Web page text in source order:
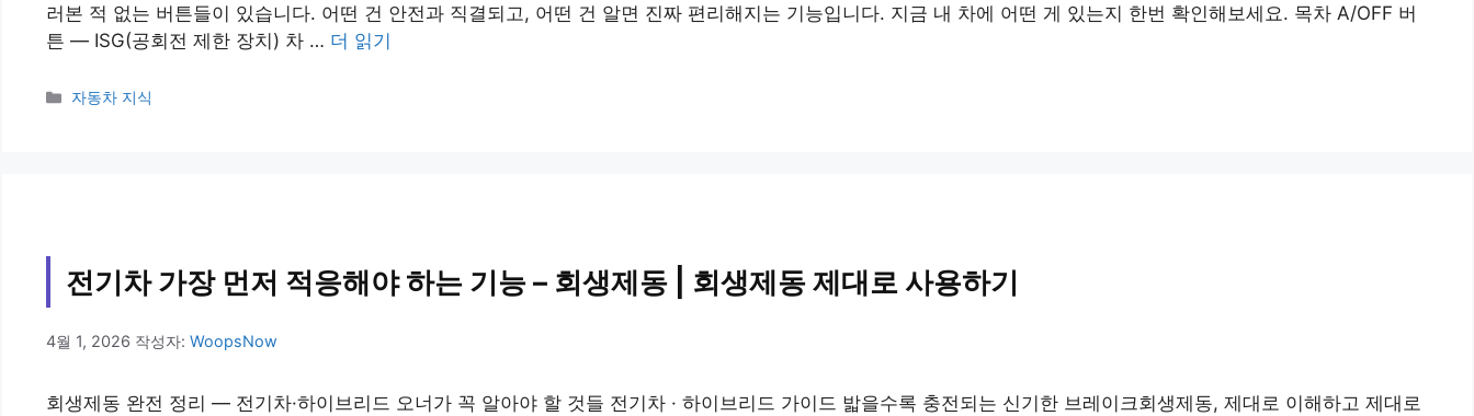
러본 적 없는 버튼들이 있습니다. 어떤 건 안전과 직결되고, 어떤 건 알면 진짜 편리해지는 기능입니다. 지금 내 차에 어떤 게 있는지 한번 확인해보세요. 목차 A/OFF 버
튼 — ISG(공회전 제한 장치) 차 … 더 읽기
카
자동차 지식
전기차 가장 먼저 적응해야 하는 기능 – 회생제동 | 회생제동 제대로 사용하기
4월 1, 2026 작성자: WoopsNow
회생제동 완전 정리 — 전기차·하이브리드 오너가 꼭 알아야 할 것들 전기차 · 하이브리드 가이드 밟을수록 충전되는 신기한 브레이크회생제동, 제대로 이해하고 제대로